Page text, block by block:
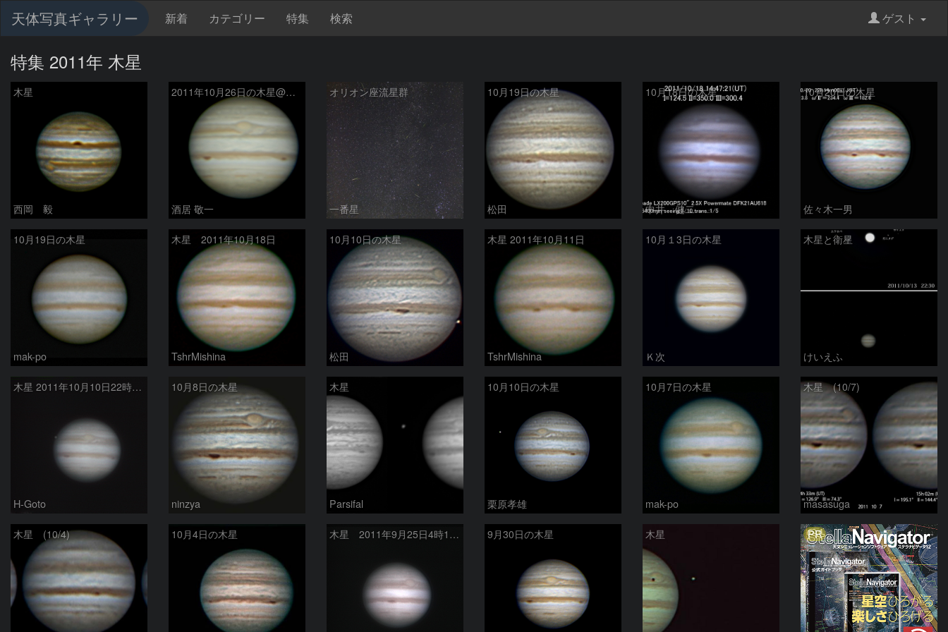
天体写真ギャラリー 新着 カテゴリー 特集 検索 ゲスト
特集 2011年 木星
木星
西岡 毅
2011年10月26日の木星@梶ヶ森
酒居 敬一
オリオン座流星群
一番星
10月19日の木星
松田
10月18日の木星
中井 健二
10月20日の木星
佐々木一男
10月19日の木星
mak-po
木星 2011年10月18日
TshrMishina
10月10日の木星
松田
木星 2011年10月11日
TshrMishina
10月１3日の木星
Ｋ次
木星と衛星
けいえふ
木星 2011年10月10日22時10分
H-Goto
10月8日の木星
ninzya
木星
Parsifal
10月10日の木星
栗原孝雄
10月7日の木星
mak-po
木星 (10/7)
masasuga
木星 (10/4) 10月4日の木星 木星 2011年9月25日4時19分 9月30日の木星 木星 PR